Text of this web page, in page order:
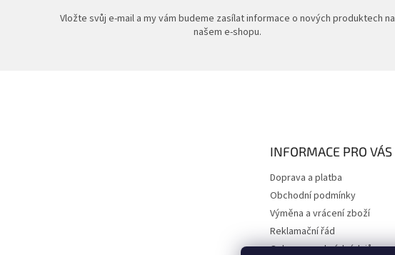
Vložte svůj e-mail a my vám budeme zasílat informace o nových produktech na
našem e-shopu.
INFORMACE PRO VÁS
Doprava a platba
Obchodní podmínky
Výměna a vrácení zboží
Reklamační řád
Ochrana osobních údajů